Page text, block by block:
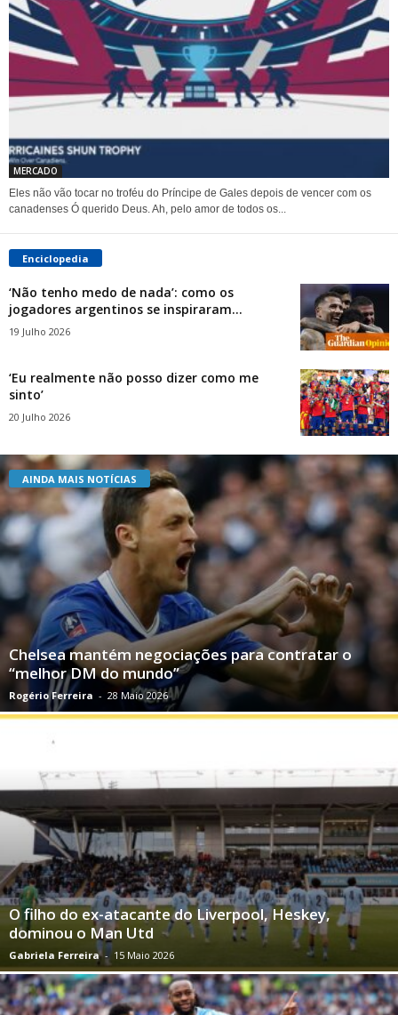
MERCADO
Eles não vão tocar no troféu do Príncipe de Gales depois de vencer com os
canadenses Ó querido Deus. Ah, pelo amor de todos os...
Enciclopedia
‘Não tenho medo de nada’: como os
jogadores argentinos se inspiraram...
19 Julho 2026
‘Eu realmente não posso dizer como me
sinto’
20 Julho 2026
AINDA MAIS NOTÍCIAS
Chelsea mantém negociações para contratar o
“melhor DM do mundo”
Rogério Ferreira - 28 Maio 2026
O filho do ex-atacante do Liverpool, Heskey,
dominou o Man Utd
Gabriela Ferreira - 15 Maio 2026